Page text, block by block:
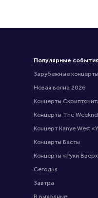
Популярные события
Зарубежные концерты
Новая волна 2026
Концерты
Концерты The Weeknd
Концерт Kanye West
Концерты Басты
Концерты «Руки
Сегодня
Завтра
В выходные